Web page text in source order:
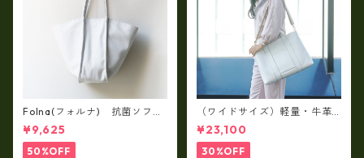
Folna(フォルナ) 抗菌ソフト
スムースレザー トートバッグ
¥9,625
50%OFF
（ワイドサイズ）軽量・牛革
製品・2WAYヌメ革トートバッ
グ（A3サイズ/日本製）(高収
納）ir-02G
¥23,100
30%OFF